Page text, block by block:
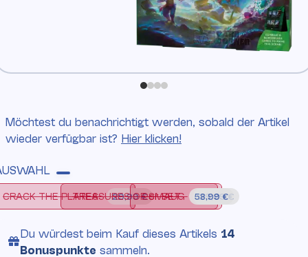
Möchtest du benachrichtigt werden, sobald der Artikel
wieder verfügbar ist? Hier klicken!
CRACK THE PLATESCRACK THE PLATES
29,99 €
TREASURES OF SMAUGTREASURES OF SMAUG
29,99 €
2er SET2er SET
58,99 €
Du würdest beim Kauf dieses Artikels 14
Bonuspunkte sammeln.